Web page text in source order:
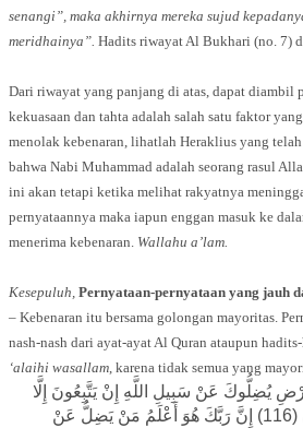
senangi”, maka akhirnya mereka sujud
meridhainya”. Hadits riwayat Al Bukhari (no. 7)
Dari riwayat yang panjang di atas, dapat diambil
kekuasaan dan tahta adalah salah satu faktor
menolak kebenaran, lihatlah Heraklius yang
bahwa Nabi Muhammad adalah seorang rasul
ini akan tetapi ketika melihat rakyatnya
pernyataannya maka iapun enggan masuk ke
menerima kebenaran. Wallahu a’lam.
Kesepuluh, Pernyataan-pernyataan yang jauh
– Kebenaran itu bersama golongan mayoritas.
nash-nash dari ayat-ayat Al Quran ataupun
‘alaihi wasallam , karena tidak semua yang
يُضِلُّوكَ عَنْ سَبِيلِ اللَّهِ إِنْ يَتَّبِعُونَ إِلَّا
الظَّنَّ وَإِنْ هُمْ إِلَّا يَخْرُصُونَ (116) إِنَّ رَبَّكَ هُوَ أَعْلَمُ مَنْ يَضِلُّ عَنْ